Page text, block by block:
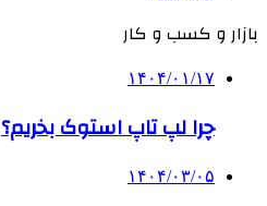
بازار و کسب و کار
۱۴۰۴/۰۱/۱۷
چرا لپ تاپ استوک بخریم؟
۱۴۰۴/۰۳/۰۵